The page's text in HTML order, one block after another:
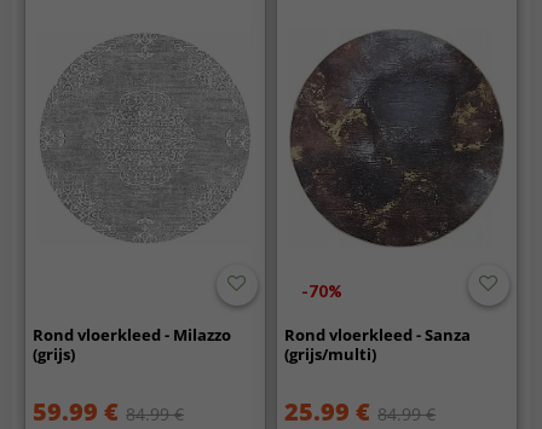
Rond vloerkleed - Milazzo
(grijs)
59.99 € 84.99 €
-70%
Rond vloerkleed - Sanza
(grijs/multi)
25.99 € 84.99 €